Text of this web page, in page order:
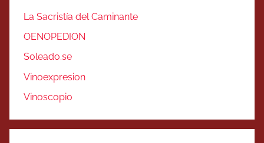
La Sacristía del Caminante
OENOPEDION
Soleado.se
Vinoexpresion
Vinoscopio